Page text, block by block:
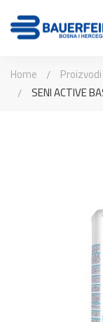
Home Proizvodi
SENI ACTIVE